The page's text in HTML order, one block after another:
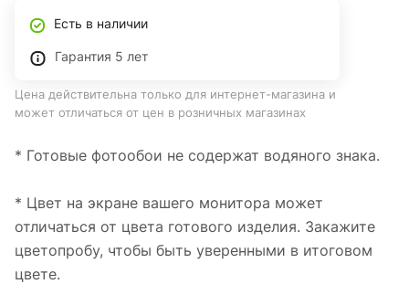
Есть в наличии
Гарантия 5 лет
Цена действительна только для интернет-магазина и
может отличаться от цен в розничных магазинах
* Готовые фотообои не содержат водяного знака.
* Цвет на экране вашего монитора может
отличаться от цвета готового изделия. Закажите
цветопробу, чтобы быть уверенными в итоговом
цвете.